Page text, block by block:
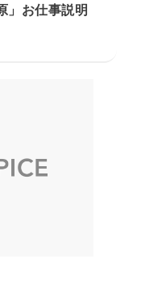
」お仕事説明